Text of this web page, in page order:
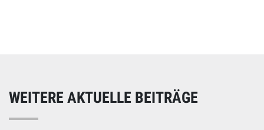
WEITERE AKTUELLE BEITRÄGE